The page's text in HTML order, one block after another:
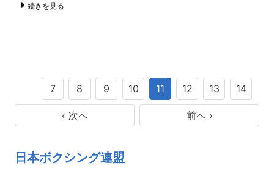
続きを見る
‹ 次へ 前へ ›
7 8 9 10 11 12 13 14
日本ボクシング連盟